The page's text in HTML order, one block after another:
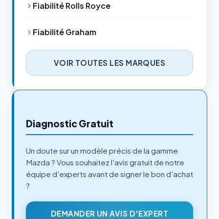
Fiabilité Rolls Royce
Fiabilité Graham
VOIR TOUTES LES MARQUES
Diagnostic Gratuit
Un doute sur un modèle précis de la gamme
Mazda ? Vous souhaitez l'avis gratuit de notre
équipe d'experts avant de signer le bon d'achat
?
DEMANDER UN AVIS D'EXPERT